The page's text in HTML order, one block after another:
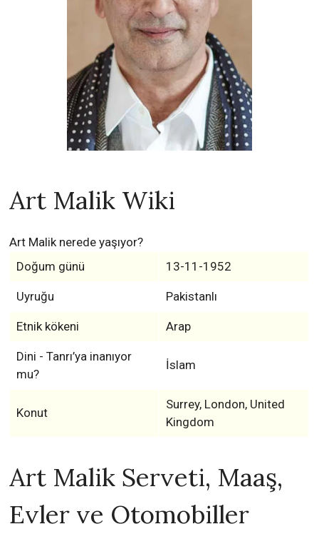
Art Malik Wiki
Art Malik nerede yaşıyor?
Doğum günü
13-11-1952
Uyruğu Pakistanlı
Etnik kökeni Arap
Dini - Tanrı’ya inanıyor
mu?
İslam
Konut
Surrey, London, United
Kingdom
Art Malik Serveti, Maaş,
Evler ve Otomobiller